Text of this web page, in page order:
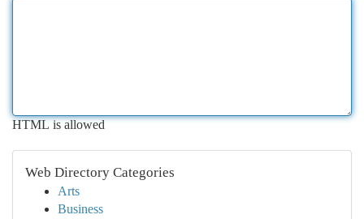
HTML is allowed
Web Directory Categories
Arts
Business